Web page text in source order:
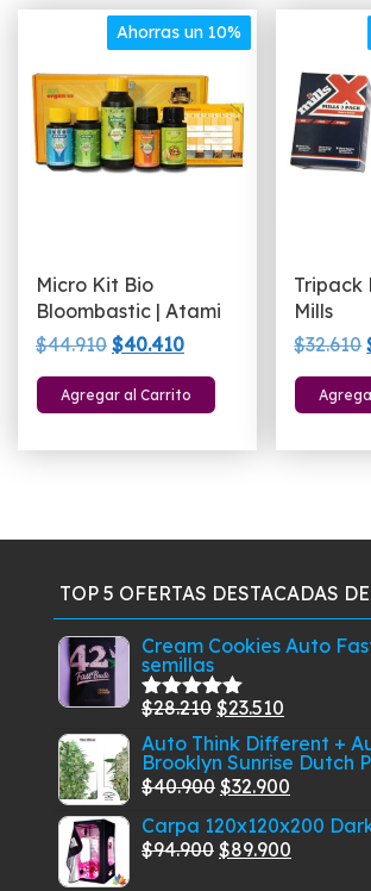
Ahorras un 10%
Micro Kit Bio
Bloombastic | Atami
$44.910 El
precio
original
$40.410El
precio
actual
Agregar al Carrito
Tripack
Mills
$32.610
TOP 5 OFERTAS DESTACADAS
Cream Cookies Auto
semillas
Valorado
de
5
$28.210 El
precio
original
era:
$28.210.
$23.510
precio
actual
es:
$23.510.
Auto Think Different +
Brooklyn Sunrise Dutch
$40.900 El
precio
original
$32.900
precio
actual
Carpa 120x120x200
$94.900 El
$89.900